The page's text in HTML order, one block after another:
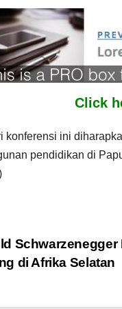
Click
konferensi ini
pendidikan di
Schwarzenegger
di Afrika Selatan